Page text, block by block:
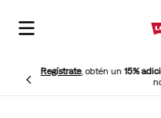
Regístrate, obtén un15%